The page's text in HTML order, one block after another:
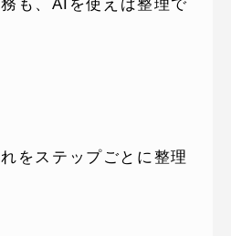
も、AIを使えば整理で
をステップごとに整理